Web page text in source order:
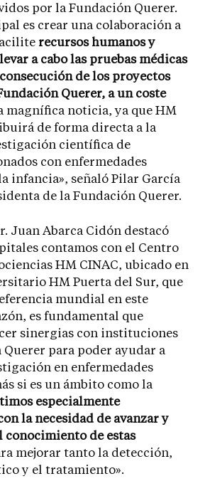
por la Fundación Querer.
es crear una colaboración a
recursos humanos y
a cabo las pruebas médicas
de los proyectos
Querer, a un coste
magnífica noticia, ya que HM
de forma directa a la
científica de
con enfermedades
infancia», señaló Pilar García
de la Fundación Querer.
Juan Abarca Cidón destacó
contamos con el Centro
HM CINAC, ubicado en
HM Puerta del Sur, que
mundial en este
es fundamental que
sinergias con instituciones
Querer para poder ayudar a
en enfermedades
si es un ámbito como la
especialmente
la necesidad de avanzar y
de estas
mejorar tanto la detección,
y el tratamiento».